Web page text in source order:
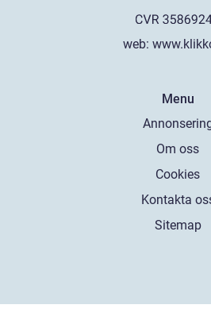
web:
Menu
Om oss
Cookies
Kontakta
Sitemap